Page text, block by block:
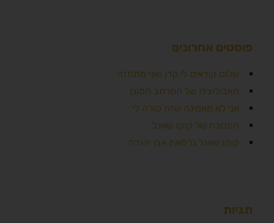
פוסטים אחרונים
שלום קוראים לי קרן ואני מתחזה
האבולוציה של המרחב המוגן
אני לא מאמינה שזה קורה לי
המטבח של קוקו שאנל
קוקו שאנל גרסאת אבן יהודה
תגיות